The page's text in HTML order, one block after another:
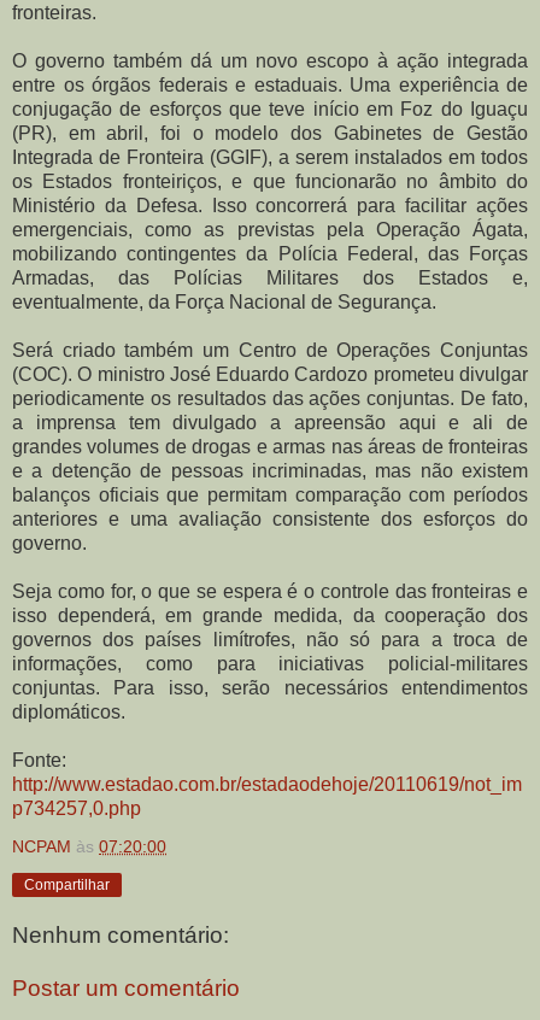
fronteiras.
O governo também dá um novo escopo à ação integrada
entre os órgãos federais e estaduais. Uma experiência de
conjugação de esforços que teve início em Foz do Iguaçu
(PR), em abril, foi o modelo dos Gabinetes de Gestão
Integrada de Fronteira (GGIF), a serem instalados em todos
os Estados fronteiriços, e que funcionarão no âmbito do
Ministério da Defesa. Isso concorrerá para facilitar ações
emergenciais, como as previstas pela Operação Ágata,
mobilizando contingentes da Polícia Federal, das Forças
Armadas, das Polícias Militares dos Estados e,
eventualmente, da Força Nacional de Segurança.
Será criado também um Centro de Operações Conjuntas
(COC). O ministro José Eduardo Cardozo prometeu divulgar
periodicamente os resultados das ações conjuntas. De fato,
a imprensa tem divulgado a apreensão aqui e ali de
grandes volumes de drogas e armas nas áreas de fronteiras
e a detenção de pessoas incriminadas, mas não existem
balanços oficiais que permitam comparação com períodos
anteriores e uma avaliação consistente dos esforços do
governo.
Seja como for, o que se espera é o controle das fronteiras e
isso dependerá, em grande medida, da cooperação dos
governos dos países limítrofes, não só para a troca de
informações, como para iniciativas policial-militares
conjuntas. Para isso, serão necessários entendimentos
diplomáticos.
Fonte:
http://www.estadao.com.br/estadaodehoje/20110619/not_im
p734257,0.php
NCPAM às 07:20:00
Compartilhar
Nenhum comentário:
Postar um comentário